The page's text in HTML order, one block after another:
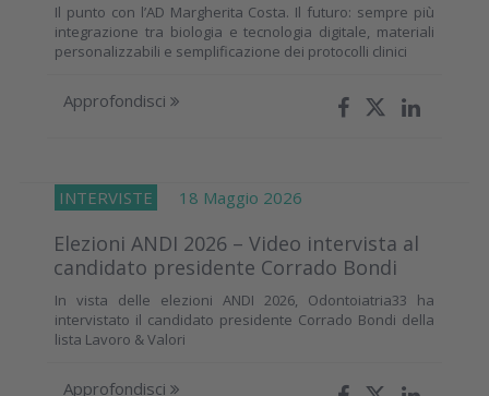
Il punto con l’AD Margherita Costa. Il futuro: sempre più
integrazione tra biologia e tecnologia digitale, materiali
personalizzabili e semplificazione dei protocolli clinici
Approfondisci
INTERVISTE 18 Maggio 2026
Elezioni ANDI 2026 – Video intervista al
candidato presidente Corrado Bondi
In vista delle elezioni ANDI 2026, Odontoiatria33 ha
intervistato il candidato presidente Corrado Bondi della
lista Lavoro & Valori
Approfondisci